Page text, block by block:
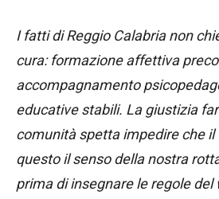
I fatti di Reggio Calabria non
cura: formazione affettiva
accompagnamento
educative stabili. La giustizia
comunità spetta impedire che il
questo il senso della nostra
prima di insegnare le regole